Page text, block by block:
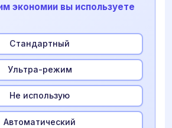
экономии вы используете
Стандартный
Ультра-режим
Не использую
Автоматический